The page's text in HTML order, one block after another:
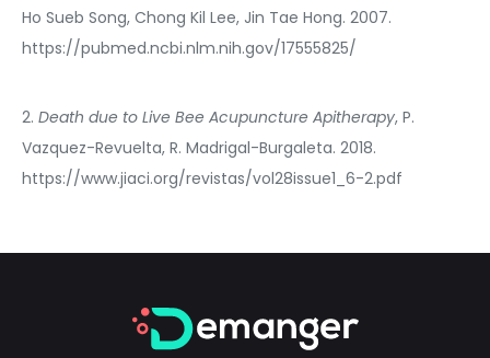
Ho Sueb Song, Chong Kil Lee, Jin Tae Hong. 2007.
https://pubmed.ncbi.nlm.nih.gov/17555825/
2. Death due to Live Bee Acupuncture Apitherapy, P.
Vazquez-Revuelta, R. Madrigal-Burgaleta. 2018.
https://www.jiaci.org/revistas/vol28issue1_6-2.pdf